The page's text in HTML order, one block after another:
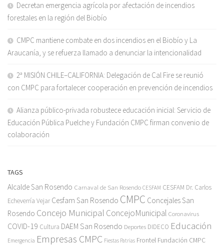
Decretan emergencia agrícola por afectación de incendios
forestales en la región del Biobío
CMPC mantiene combate en dos incendios en el Biobío y La
Araucanía, y se refuerza llamado a denunciar la intencionalidad
2ª MISIÓN CHILE–CALIFORNIA: Delegación de Cal Fire se reunió
con CMPC para fortalecer cooperación en prevención de incendios
Alianza público-privada robustece educación inicial: Servicio de
Educación Pública Puelche y Fundación CMPC firman convenio de
colaboración
TAGS
Alcalde San Rosendo Carnaval de San Rosendo CESFAM CESFAM Dr. Carlos
Echeverría Vejar Cesfam San Rosendo CMPC Concejales San
Rosendo Concejo Municipal ConcejoMunicipal Coronavirus
COVID-19 Cultura DAEM San Rosendo Deportes DIDECO Educación
Emergencia Empresas CMPC Fiestas Patrias Frontel Fundación CMPC